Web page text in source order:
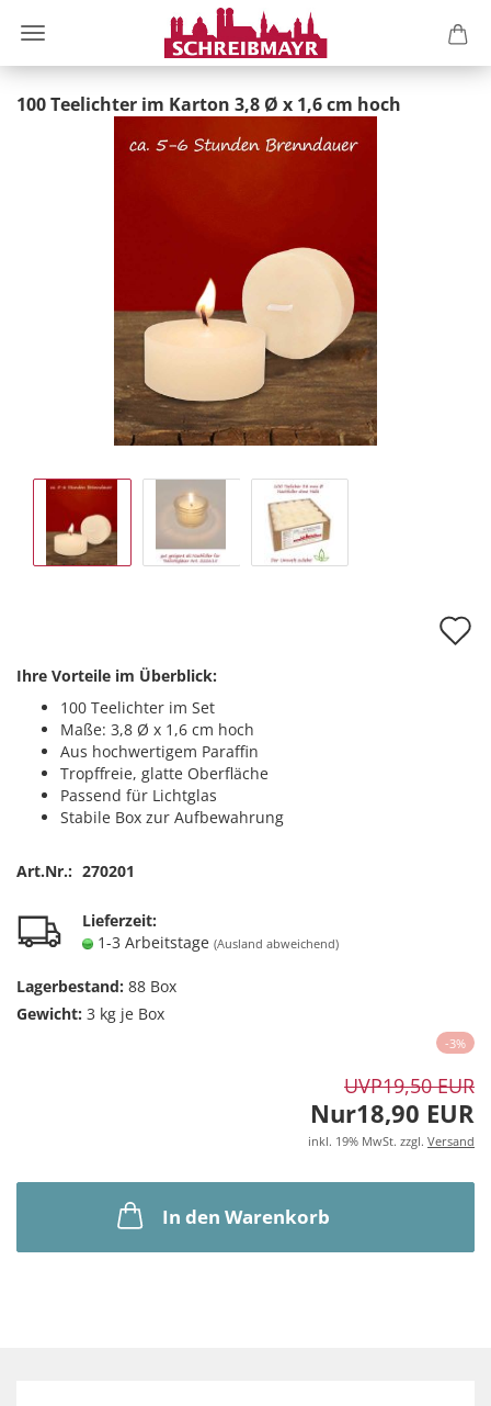
100 Teelichter im Karton 3,8 Ø x 1,6 cm hoch
Ihre Vorteile im Überblick:
100 Teelichter im Set
Maße: 3,8 Ø x 1,6 cm hoch
Aus hochwertigem Paraffin
Tropffreie, glatte Oberfläche
Passend für Lichtglas
Stabile Box zur Aufbewahrung
Art.Nr.: 270201
Lieferzeit:
1-3 Arbeitstage (Ausland abweichend)
Lagerbestand: 88 Box
Gewicht: 3 kg je Box
-3%
UVP19,50 EUR
Nur18,90 EUR
inkl. 19% MwSt. zzgl. Versand
In den Warenkorb